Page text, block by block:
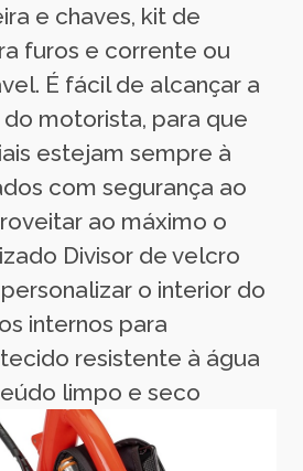
e chaves, kit de
furos e corrente ou
É fácil de alcançar a
motorista, para que
estejam sempre à
com segurança ao
ao máximo o
Divisor de velcro
o interior do
internos para
resistente à água
limpo e seco